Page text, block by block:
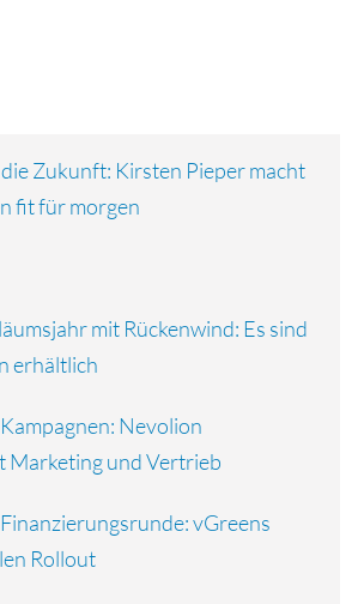
Zukunft: Kirsten Pieper macht
fit für morgen
mit Rückenwind: Es sind
erhältlich
Nevolion
Marketing und Vertrieb
vGreens
Rollout